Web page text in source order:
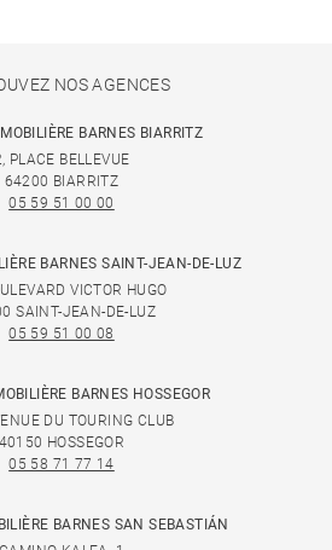
NOS AGENCES
BARNES BIARRITZ
PLACE BELLEVUE
64200 BIARRITZ
05 59 51 00 00
BARNES SAINT-JEAN-DE-LUZ
VICTOR HUGO
SAINT-JEAN-DE-LUZ
05 59 51 00 08
BARNES HOSSEGOR
DU TOURING CLUB
40150 HOSSEGOR
05 58 71 77 14
BARNES SAN SEBASTIÁN